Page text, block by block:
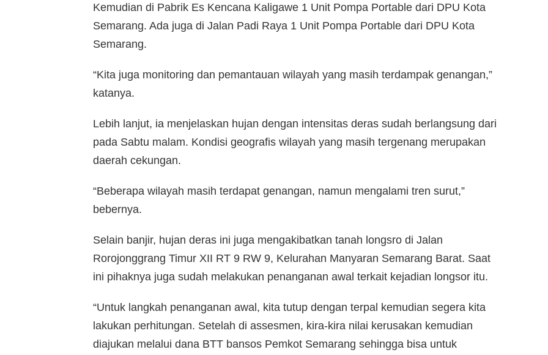
Kemudian di Pabrik Es Kencana Kaligawe 1 Unit Pompa Portable dari DPU Kota
Semarang. Ada juga di Jalan Padi Raya 1 Unit Pompa Portable dari DPU Kota
Semarang.
“Kita juga monitoring dan pemantauan wilayah yang masih terdampak genangan,”
katanya.
Lebih lanjut, ia menjelaskan hujan dengan intensitas deras sudah berlangsung dari
pada Sabtu malam. Kondisi geografis wilayah yang masih tergenang merupakan
daerah cekungan.
“Beberapa wilayah masih terdapat genangan, namun mengalami tren surut,”
bebernya.
Selain banjir, hujan deras ini juga mengakibatkan tanah longsro di Jalan
Rorojonggrang Timur XII RT 9 RW 9, Kelurahan Manyaran Semarang Barat. Saat
ini pihaknya juga sudah melakukan penanganan awal terkait kejadian longsor itu.
“Untuk langkah penanganan awal, kita tutup dengan terpal kemudian segera kita
lakukan perhitungan. Setelah di assesmen, kira-kira nilai kerusakan kemudian
diajukan melalui dana BTT bansos Pemkot Semarang sehingga bisa untuk